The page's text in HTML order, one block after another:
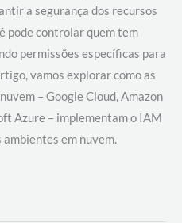
a segurança dos recursos
pode controlar quem tem
permissões específicas para
vamos explorar como as
– Google Cloud, Amazon
Azure – implementam o IAM
em nuvem.